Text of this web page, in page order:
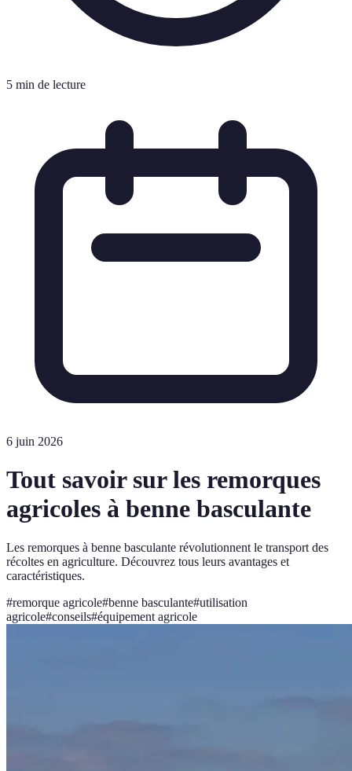
5 min de lecture
6 juin 2026
Tout savoir sur les remorques
agricoles à benne basculante
Les remorques à benne basculante révolutionnent le transport des
récoltes en agriculture. Découvrez tous leurs avantages et
caractéristiques.
#remorque agricole#benne basculante#utilisation
agricole#conseils#équipement agricole